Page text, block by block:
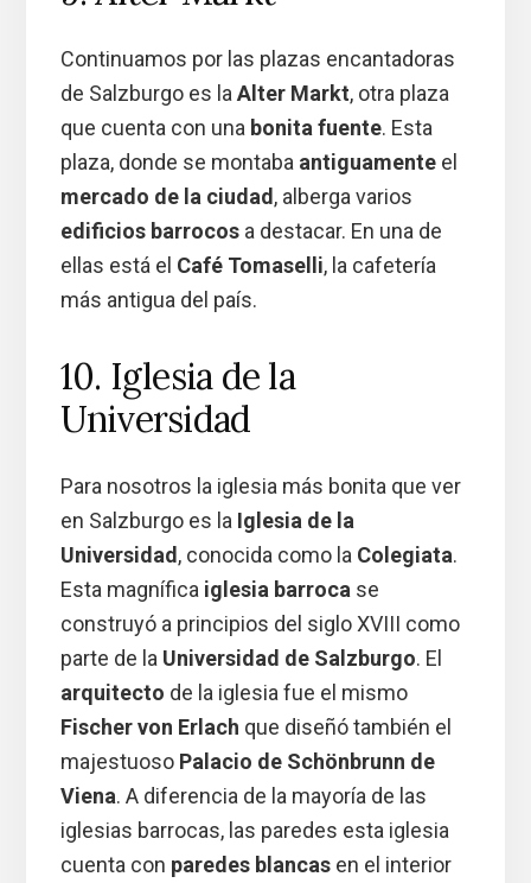
Continuamos por las plazas encantadoras
de Salzburgo es laAlter Markt, otra plaza
que cuenta con una bonita fuente. Esta
plaza, donde se montaba antiguamenteel
mercado de la ciudad, alberga varios
edificios barrocosa destacar. En una de
ellas está el Café Tomaselli, la cafetería
más antigua del país.
10. Iglesia de la
Universidad
Para nosotros la iglesia más bonita que ver
en Salzburgo es la Iglesia de la
Universidad, conocida como la Colegiata.
Esta magnífica iglesia barrocase
construyó a principios del siglo XVIII como
parte de la Universidad de Salzburgo. El
arquitecto de la iglesia fue el mismo
Fischer von Erlach que diseñó también el
majestuoso Palacio de Schönbrunn de
Viena. A diferencia de la mayoría de las
iglesias barrocas, las paredes esta iglesia
cuenta con paredes blancasen el interior